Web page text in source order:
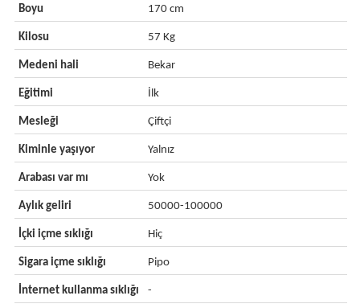
Boyu 170 cm
Kilosu 57 Kg
Medeni hali Bekar
Eğitimi İlk
Mesleği Çiftçi
Kiminle yaşıyor Yalnız
Arabası var mı Yok
Aylık geliri 50000-100000
İçki içme sıklığı Hiç
Sigara içme sıklığı Pipo
İnternet kullanma sıklığı -